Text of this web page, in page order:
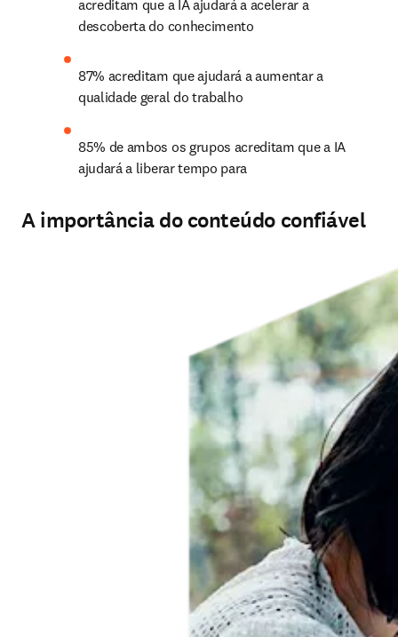
acreditam que a IA ajudará a acelerar a
descoberta do conhecimento
87% acreditam que ajudará a aumentar a
qualidade geral do trabalho
85% de ambos os grupos acreditam que a IA
ajudará a liberar tempo para
A importância do conteúdo confiável